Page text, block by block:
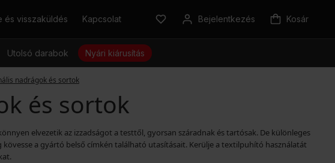
és visszaküldés Kapcsolat Bejelentkezés Kosár
Utolsó darabok Nyári kiárusítás
nadrágok és sortok
és sortok
elvezetik az izzadságot a testtől, gyorsan száradnak és tartósak. De különleges
a gyártó belső címkén található utasításait. Kerülje a textilpuhító használatát